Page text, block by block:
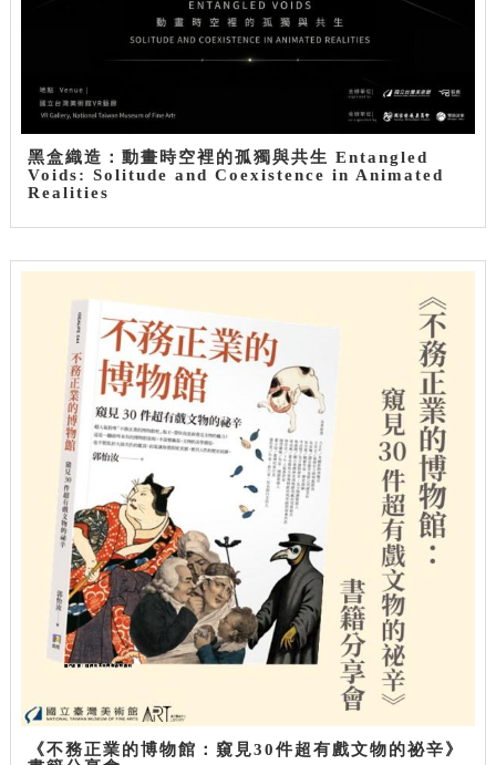
黑盒織造：動畫時空裡的孤獨與共生 Entangled
Voids: Solitude and Coexistence in Animated
Realities
《不務正業的博物館：窺見30件超有戲文物的祕辛》